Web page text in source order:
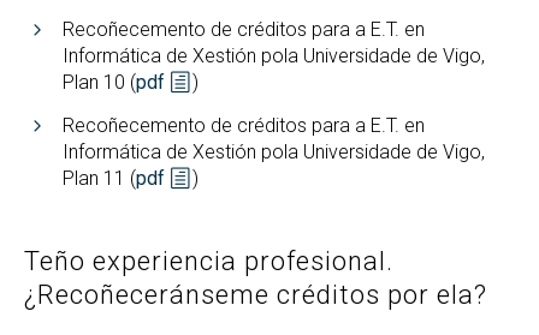
Recoñecemento de créditos para a E.T. en
Informática de Xestión pola Universidade de Vigo,
Plan 10 (pdf
)
Recoñecemento de créditos para a E.T. en
Informática de Xestión pola Universidade de Vigo,
Plan 11 (pdf )
Teño experiencia profesional.
¿Recoñeceránseme créditos por ela?